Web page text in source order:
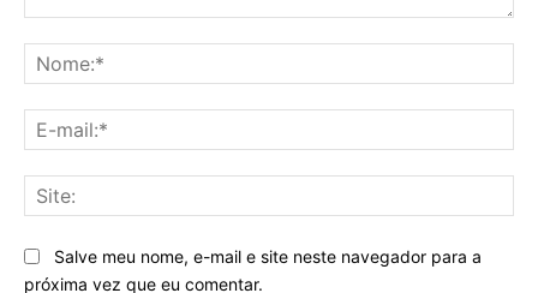
Salve meu nome, e-mail e site neste navegador para a
próxima vez que eu comentar.